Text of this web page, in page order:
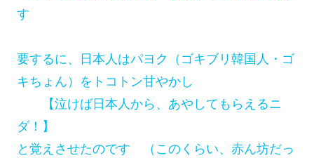
す
要するに、日本人はパヨク（ゴキブリ韓国人・ゴ
キちょん）をトコトン甘やかし
【泣けば日本人から、あやしてもらえるニ
ダ！】
と覚えさせたのです （このくらい、赤ん坊だっ